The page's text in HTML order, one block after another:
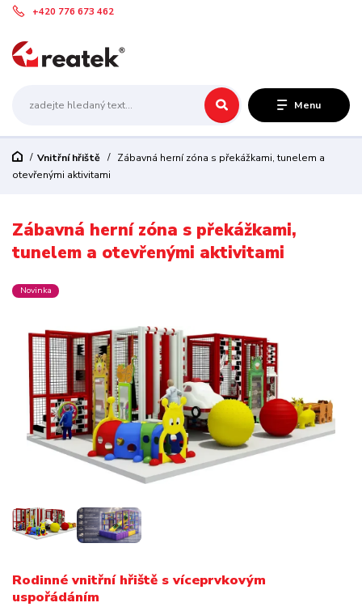
Menu
+420 776 673 462
Vnitřní hřiště
Zábavná herní zóna s překážkami, tunelem a
otevřenými aktivitami
Zábavná herní zóna s překážkami,
tunelem a otevřenými aktivitami
Novinka
Rodinné vnitřní hřiště s víceprvkovým
uspořádáním